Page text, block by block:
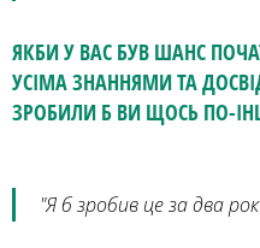
ЯКБИ У ВАС БУВ ШАНС
УСІМА ЗНАННЯМИ ТА
ЗРОБИЛИ Б ВИ ЩОСЬ ПО-
"Я б зробив це за два